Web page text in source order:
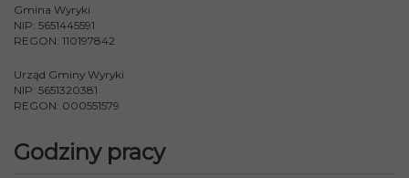
Gmina Wyryki
NIP: 5651445591
REGON: 110197842
Urząd Gminy Wyryki
NIP: 5651320381
REGON: 000551579
Godziny pracy